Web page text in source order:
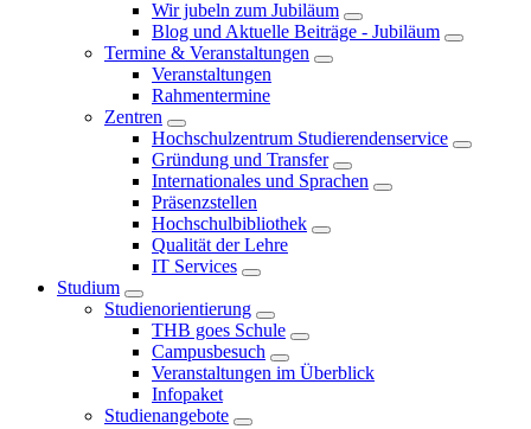
Wir jubeln zum Jubiläum
Blog und Aktuelle Beiträge - Jubiläum
Termine & Veranstaltungen
Veranstaltungen
Rahmentermine
Zentren
Hochschulzentrum Studierendenservice
Gründung und Transfer
Internationales und Sprachen
Präsenzstellen
Hochschulbibliothek
Qualität der Lehre
IT Services
Studium
Studienorientierung
THB goes Schule
Campusbesuch
Veranstaltungen im Überblick
Infopaket
Studienangebote